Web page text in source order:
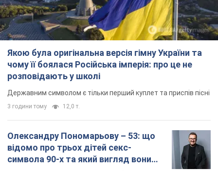
Олександру Пономарьову – 53: що
відомо про трьох дітей секс-
символа 90-х та який вигляд вони
За розвитком кар'єри артист не забував про
особисте щастя
8 годин тому
У ПриватБанку розповіли, чи дійсні
долари 1996 року: чи приймають
обмінники та банки такі купюри
Що робити, якщо банки та обмінні пункти не
приймають старі долари
10 годин тому 72,7 т.